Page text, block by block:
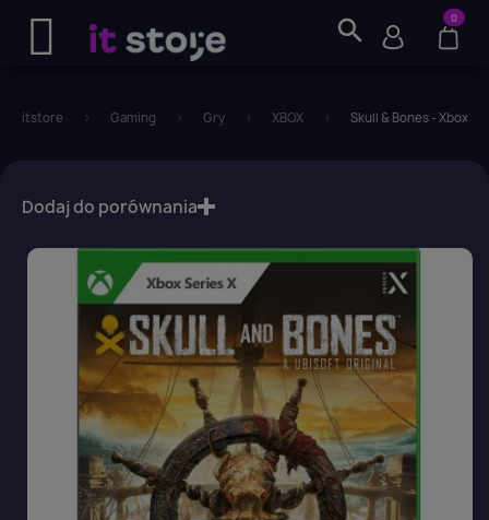
search 0
itstore Gaming Gry XBOX Skull & Bones - Xbox
Dodaj do porównania